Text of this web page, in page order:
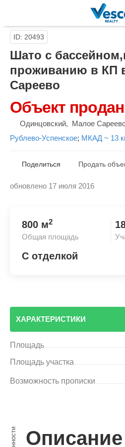
ID: 20493
Шато с
проживанию в КП
Сареево
Объект продан
Одинцовский, Малое
Рублево-Успенское; МКАД ~ 13
обновлено 17 июля 2016
Поделиться Продать
800 м2
Общая площадь
С отделкой
ХАРАКТЕРИСТИКИ
Площадь
Площадь участка
Возможность прописки